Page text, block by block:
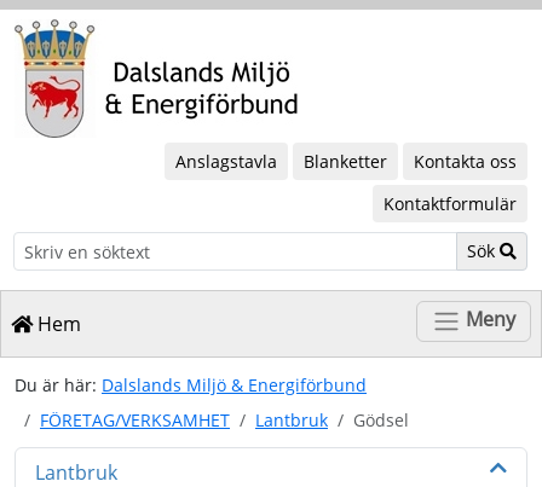
Anslagstavla Blanketter
Kontakta oss
Kontaktformulär
Sök
Sök
Hem Meny
Du är här: Dalslands Miljö & Energiförbund
FÖRETAG/VERKSAMHET
Lantbruk Gödsel
Lantbruk